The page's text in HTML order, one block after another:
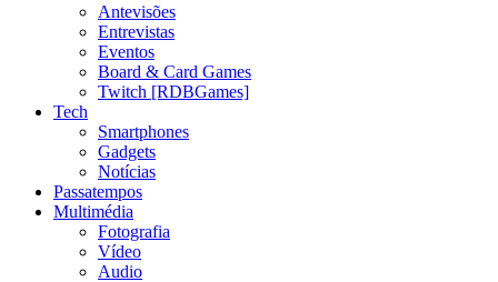
Antevisões
Entrevistas
Eventos
Board & Card Games
Twitch [RDBGames]
Tech
Smartphones
Gadgets
Notícias
Passatempos
Multimédia
Fotografia
Vídeo
Audio